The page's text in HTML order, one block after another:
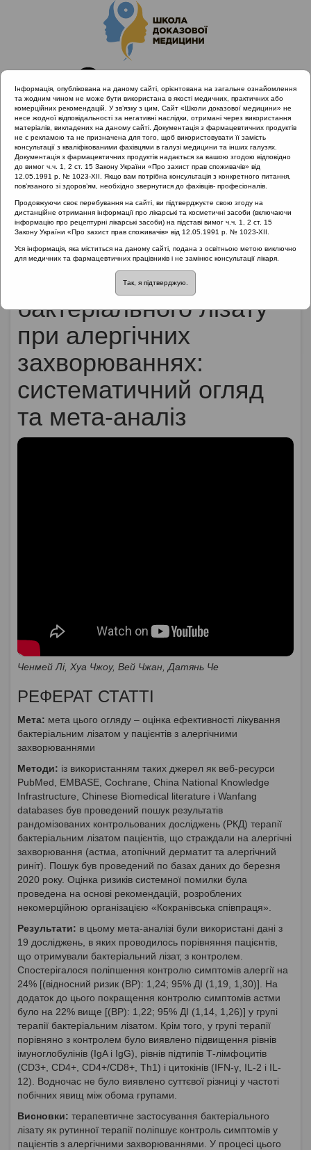
Головна Партнери проекту
Ділео Фарма
Терапевтичне застосування бактеріального лізату при
алергічних захворюваннях: систематичний огляд та мета-
Терапевтичне
застосування
бактеріального лізату
при алергічних
захворюваннях:
систематичний огляд
та мета-аналіз
Ченмей Лі, Хуа Чжоу, Вей Чжан, Датянь Че
РЕФЕРАТ СТАТТІ
Мета: мета цього огляду – оцінка ефективності лікування
бактеріальним лізатом у пацієнтів з алергічними
захворюваннями
Методи: із використанням таких джерел як веб-ресурси
PubMed, EMBASE, Cochrane, China National Knowledge
Infrastructure, Chinese Biomedical literature і Wanfang
databases був проведений пошук результатів
рандомізованих контрольованих досліджень (РКД) терапії
бактеріальним лізатом пацієнтів, що страждали на алергічні
захворювання (астма, атопічний дерматит та алергічний
риніт). Пошук був проведений по базах даних до березня
2020 року. Оцінка ризиків системної помилки була
проведена на основі рекомендацій, розроблених
некомерційною організацією «Кокранівська співпраця».
Результати: в цьому мета-аналізі були використані дані з
19 досліджень, в яких проводилось порівняння пацієнтів,
що отримували бактеріальний лізат, з контролем.
Спостерігалося поліпшення контролю симптомів алергії на
24% [(відносний ризик (ВР): 1,24; 95% ДІ (1,19, 1,30)]. На
додаток до цього покращення контролю симптомів астми
було на 22% вище [(ВР): 1,22; 95% ДІ (1,14, 1,26)] у групі
терапії бактеріальним лізатом. Крім того, у групі терапії
порівняно з контролем було виявлено підвищення рівнів
імуноглобулінів (IgA і IgG), рівнів підтипів Т-лімфоцитів
(CD3+, CD4+, CD4+/CD8+, Th1) і цитокінів (IFN-γ, IL-2 і IL-
12). Водночас не було виявлено суттєвої різниці у частоті
побічних явищ між обома групами.
Висновки: терапевтичне застосування бактеріального
лізату як рутинної терапії поліпшує контроль симптомів у
пацієнтів з алергічними захворюваннями. У процесі цього
Інформація, опублікована на даному сайті, орієнтована на загальне ознайомлення
та жодним чином не може бути використана в якості медичних, практичних або
комерційних рекомендацій. У зв’язку з цим, Сайт «Школи доказової медицини» не
несе жодної відповідальності за негативні наслідки, отримані через використання
матеріалів, викладених на даному сайті. Документація з фармацевтичних продуктів
не є рекламою та не призначена для того, щоб використовувати її замість
консультації з кваліфікованими фахівцями в галузі медицини та інших галузях.
Документація з фармацевтичних продуктів надається за вашою згодою відповідно
до вимог ч.ч. 1, 2 ст. 15 Закону України «Про захист прав споживачів» від
12.05.1991 р. № 1023-XII. Якщо вам потрібна консультація з конкретного питання,
пов’язаного зі здоров’ям, необхідно звернутися до фахівців- професіоналів.
Продовжуючи своє перебування на сайті, ви підтверджуєте свою згоду на
дистанційне отримання інформації про лікарські та косметичні засоби (включаючи
інформацію про рецептурні лікарські засоби) на підставі вимог ч.ч. 1, 2 ст. 15
Закону України «Про захист прав споживачів» від 12.05.1991 р. № 1023-XII.
Уся інформація, яка міститься на даному сайті, подана з освітньою метою виключно
для медичних та фармацевтичних працівників і не замінює консультації лікаря.
Так, я підтверджую.